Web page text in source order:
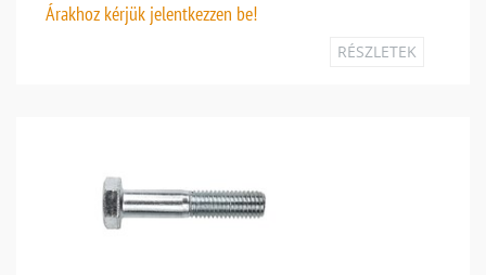
Árakhoz kérjük jelentkezzen be!
RÉSZLETEK